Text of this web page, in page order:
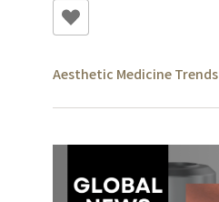
Aesthetic Medicine Trends